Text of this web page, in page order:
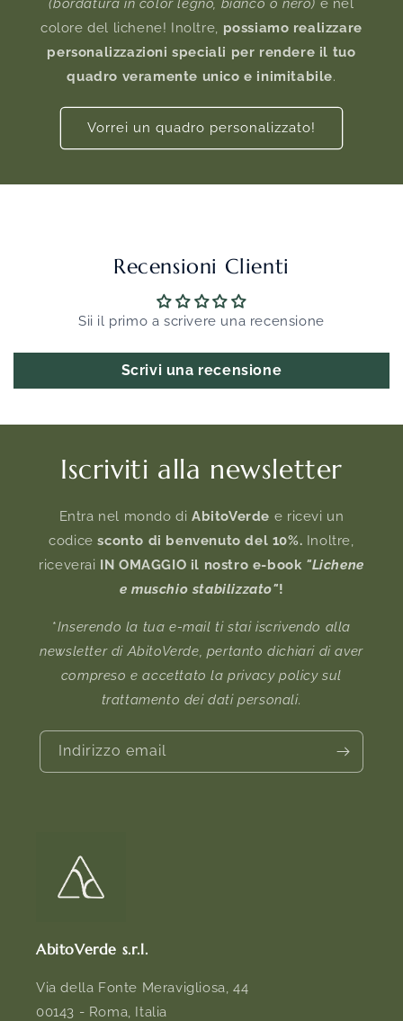
colore del lichene! Inoltre, possiamo realizzare
personalizzazioni speciali per rendere il tuo
quadro veramente unico e inimitabile.
Vorrei un quadro personalizzato!
Recensioni Clienti
Sii il primo a scrivere una recensione
Scrivi una recensione
Iscriviti alla newsletter
Entra nel mondo diAbitoVerde e ricevi un
codicesconto di benvenuto del 10%. Inoltre,
riceverai IN OMAGGIO il nostro e-book "Lichene
e muschio stabilizzato"!
*Inserendo la tua e-mail ti stai iscrivendo alla
newsletter di AbitoVerde, pertanto dichiari di aver
compreso e accettato la privacy policy sul
trattamento dei dati personali.
Indirizzo email
AbitoVerde s.r.l.
Via della Fonte Meravigliosa, 44
00143 - Roma, Italia